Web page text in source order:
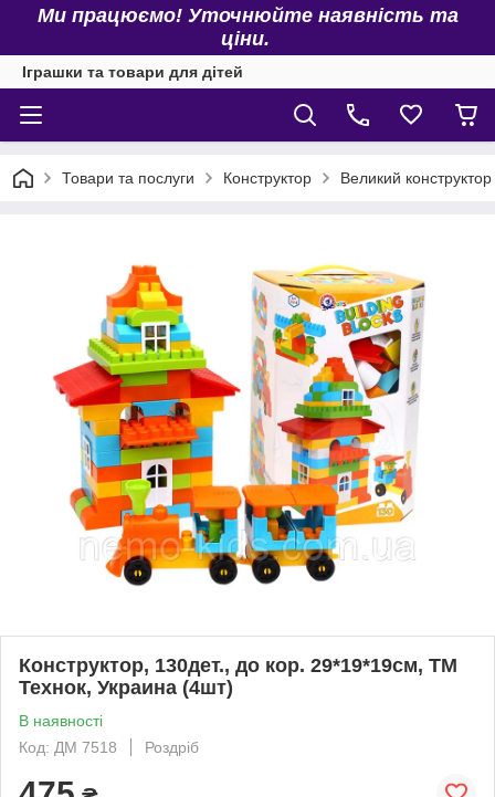
Ми працюємо! Уточнюйте наявність та
ціни.
Іграшки та товари для дітей
Товари та послуги Конструктор Великий
Конструктор, 130дет., до кор. 29*19*19см, ТМ
Технок, Украина (4шт)
В наявності
Код: ДМ 7518
Роздріб